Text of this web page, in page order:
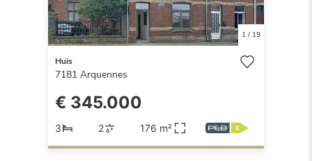
1/ 19
Huis
7181 Arquennes
€ 345.000
3 2 176 m²